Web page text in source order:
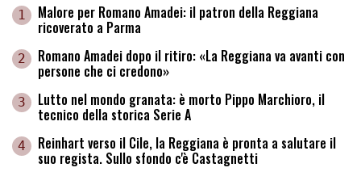
1 Malore per Romano Amadei: il patron della Reggiana
ricoverato a Parma
2 Romano Amadei dopo il ritiro: «La Reggiana va avanti con
persone che ci credono»
3 Lutto nel mondo granata: è morto Pippo Marchioro, il
tecnico della storica Serie A
4 Reinhart verso il Cile, la Reggiana è pronta a salutare il
suo regista. Sullo sfondo c'è Castagnetti